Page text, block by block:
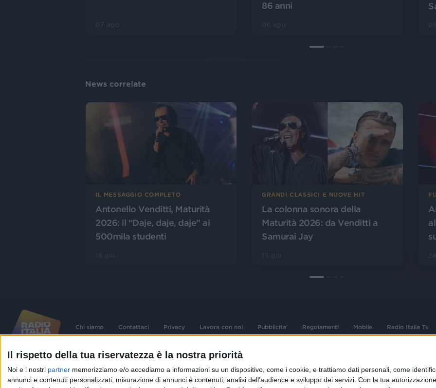
Il rispetto della tua riservatezza è la nostra priorità
Noi e i nostri partner memorizziamo e/o accediamo a informazioni su un dispositivo, come i cookie, e trattiamo dati personali, come
annunci e contenuti personalizzati, misurazione di annunci e contenuti, analisi dell'audience e sviluppo dei servizi. Con la tua
86 anni
News correlate
IL MESSAGGIO COMPLETO
Antonello Venditti, Maturità
2026: il “Daje, daje, daje” ai
500mila studenti
GRANDI CLASSICI E NUOVE HIT
La colonna sonora della
Maturità 2026: da Venditti a
Samurai Jay
Chi siamo Contattaci Privacy Lavora con noi Pubblicita' Regolamenti Mobile Radio Italia Tv
contenute nel sito sono stati assolti gli obblighi derivanti dalla normativa dei diritti d'autore e dei diritti
02 25444220